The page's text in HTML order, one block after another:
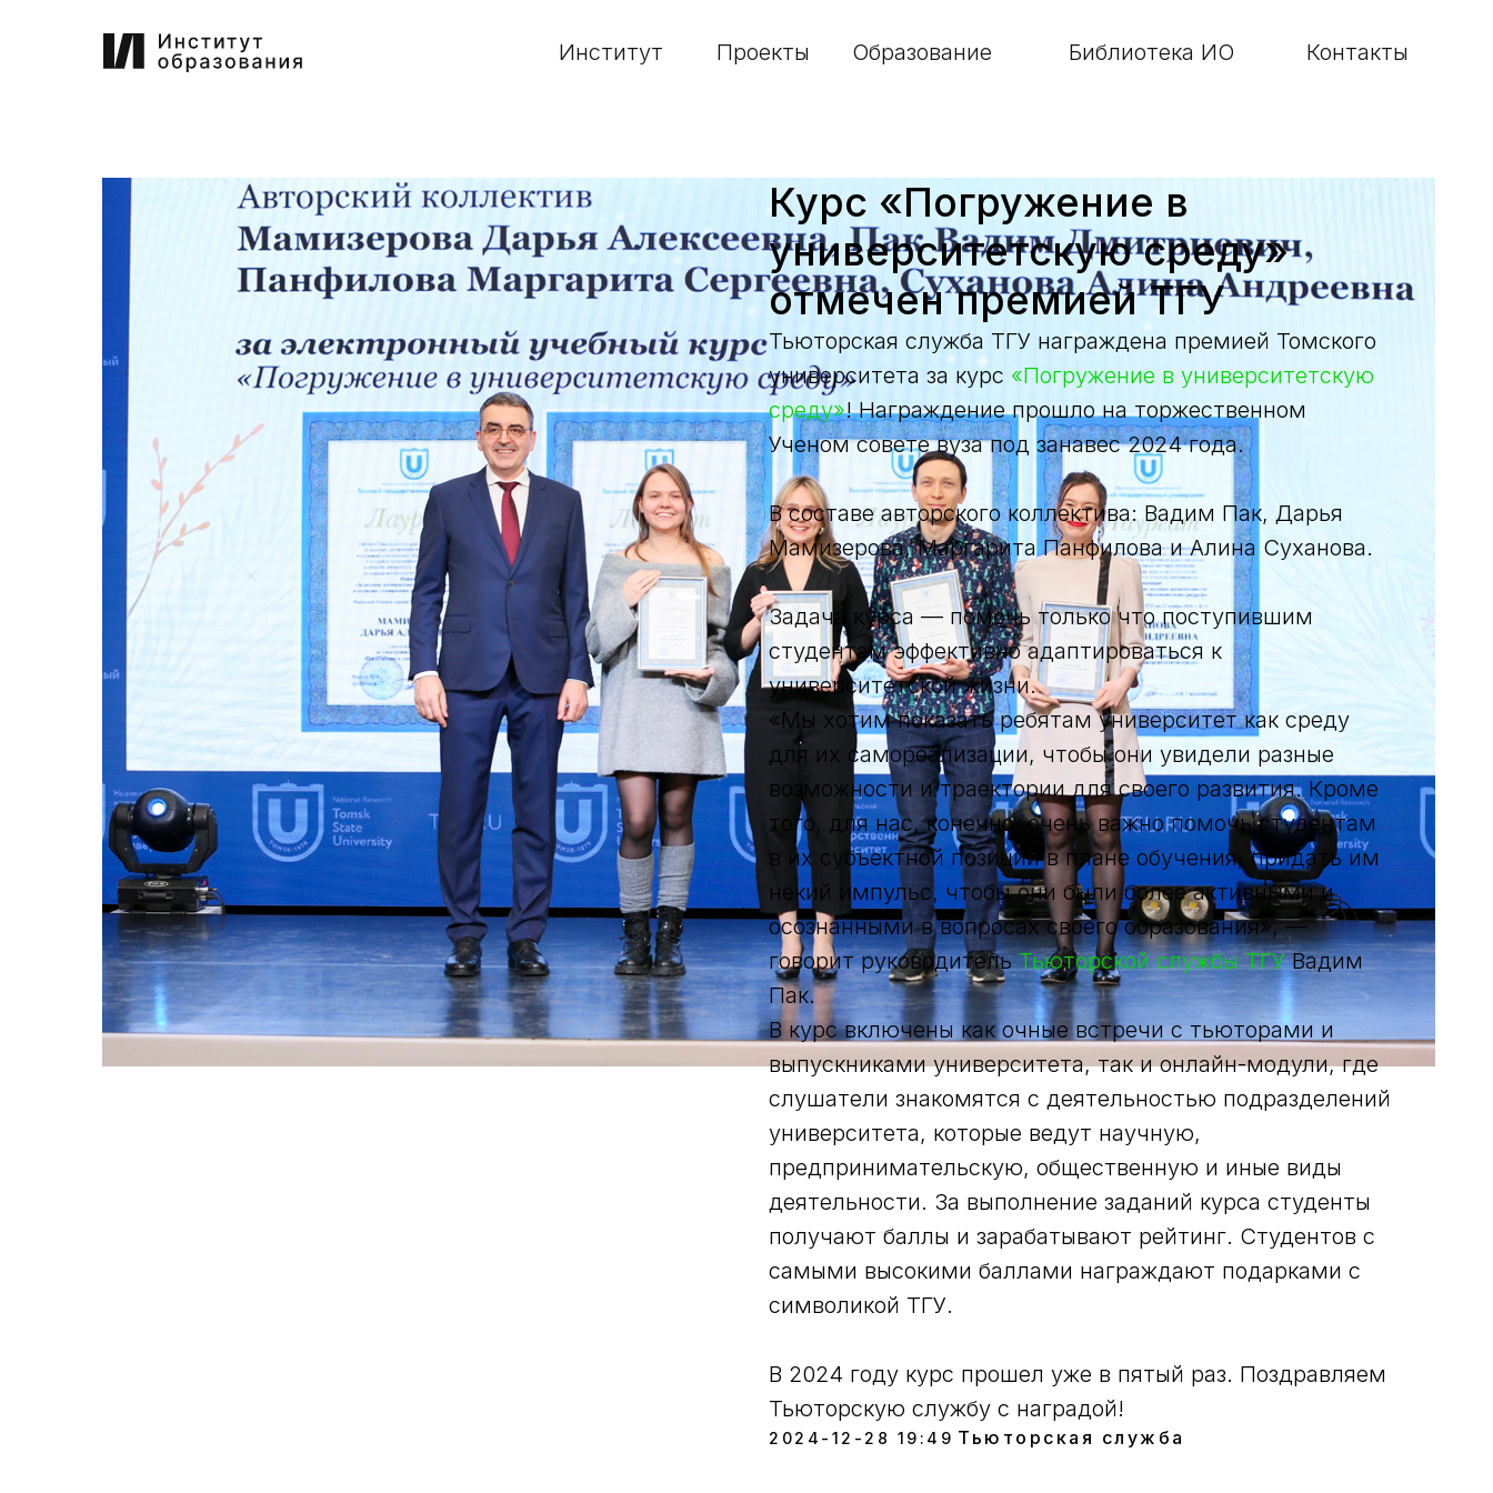
Институт Проекты Образование Контакты
Библиотека ИО
Курс «Погружение в
университетскую среду»
отмечен премией ТГУ
Тьюторская служба ТГУ награждена премией Томского
университета за курс «Погружение в университетскую
среду»! Награждение прошло на торжественном
Ученом совете вуза под занавес 2024 года.
В составе авторского коллектива: Вадим Пак, Дарья
Мамизерова, Маргарита Панфилова и Алина Суханова.
Задача курса — помочь только что поступившим
студентам эффективно адаптироваться к
университетской жизни.
«Мы хотим показать ребятам университет как среду
для их самореализации, чтобы они увидели разные
возможности и траектории для своего развития. Кроме
того, для нас, конечно, очень важно помочь студентам
в их субъектной позиции в плане обучения, придать им
некий импульс, чтобы они были более активными и
осознанными в вопросах своего образования», —
говорит руководительТьюторской службы ТГУВадим
Пак.
В курс включены как очные встречи с тьюторами и
выпускниками университета, так и онлайн-модули, где
слушатели знакомятся с деятельностью подразделений
университета, которые ведут научную,
предпринимательскую, общественную и иные виды
деятельности. За выполнение заданий курса студенты
получают баллы и зарабатывают рейтинг. Студентов с
самыми высокими баллами награждают подарками с
символикой ТГУ.
В 2024 году курс прошел уже в пятый раз. Поздравляем
Тьюторскую службу с наградой!
2024-12-28 19:49 Тьюторская служба